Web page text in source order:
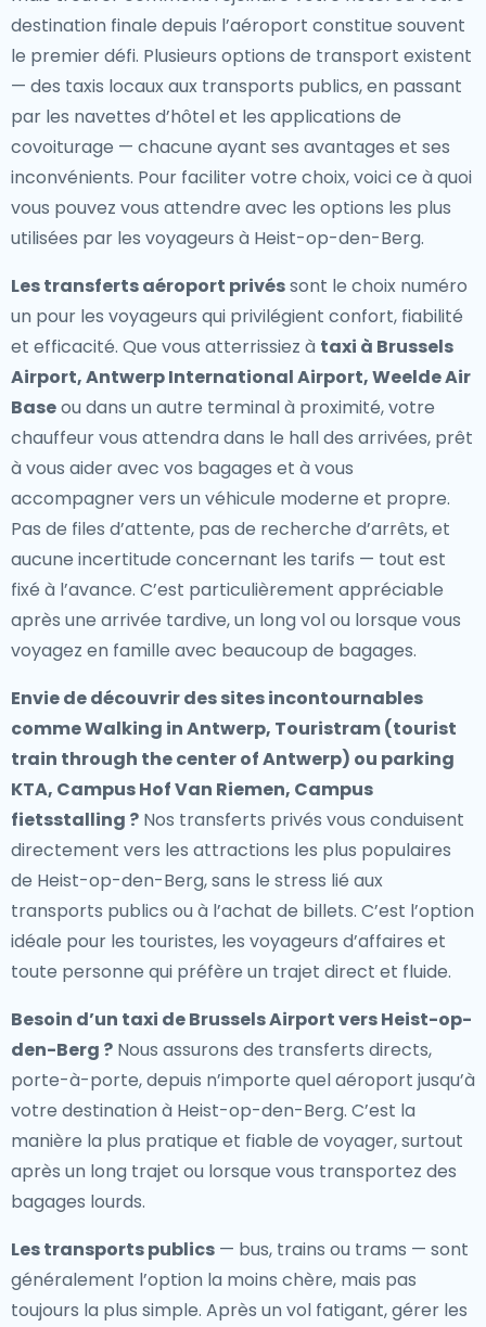
destination finale depuis l’aéroport constitue souvent
le premier défi. Plusieurs options de transport existent
— des taxis locaux aux transports publics, en passant
par les navettes d’hôtel et les applications de
covoiturage — chacune ayant ses avantages et ses
inconvénients. Pour faciliter votre choix, voici ce à quoi
vous pouvez vous attendre avec les options les plus
utilisées par les voyageurs à Heist-op-den-Berg.
Les transferts aéroport privéssont le choix numéro
un pour les voyageurs qui privilégient confort, fiabilité
et efficacité. Que vous atterrissiez à taxi à Brussels
Airport, Antwerp International Airport, Weelde Air
Baseou dans un autre terminal à proximité, votre
chauffeur vous attendra dans le hall des arrivées, prêt
à vous aider avec vos bagages et à vous
accompagner vers un véhicule moderne et propre.
Pas de files d’attente, pas de recherche d’arrêts, et
aucune incertitude concernant les tarifs — tout est
fixé à l’avance. C’est particulièrement appréciable
après une arrivée tardive, un long vol ou lorsque vous
voyagez en famille avec beaucoup de bagages.
Envie de découvrir des sites incontournables
comme Walking in Antwerp, Touristram (tourist
train through the center of Antwerp) ou parking
KTA, Campus Hof Van Riemen, Campus
fietsstalling ? Nos transferts privés vous conduisent
directement vers les attractions les plus populaires
de Heist-op-den-Berg, sans le stress lié aux
transports publics ou à l’achat de billets. C’est l’option
idéale pour les touristes, les voyageurs d’affaires et
toute personne qui préfère un trajet direct et fluide.
Besoin d’un taxi de Brussels Airport vers Heist-op-
den-Berg ? Nous assurons des transferts directs,
porte-à-porte, depuis n’importe quel aéroport jusqu’à
votre destination à Heist-op-den-Berg. C’est la
manière la plus pratique et fiable de voyager, surtout
après un long trajet ou lorsque vous transportez des
bagages lourds.
Les transports publics — bus, trains ou trams — sont
généralement l’option la moins chère, mais pas
toujours la plus simple. Après un vol fatigant, gérer les